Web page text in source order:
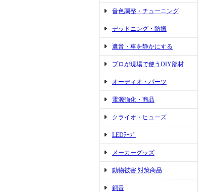
音色調整・チューニング
デッドニング・防振
遮音・車を静かにする
プロが現場で使うDIY部材
オーディオ・パーツ
電源強化・商品
クライオ・ヒューズ
LEDﾃｰﾌﾟ
メーカーグッズ
動物被害 対策商品
銅音